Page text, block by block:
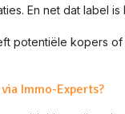
En net dat label
potentiële kopers
Immo-Experts?